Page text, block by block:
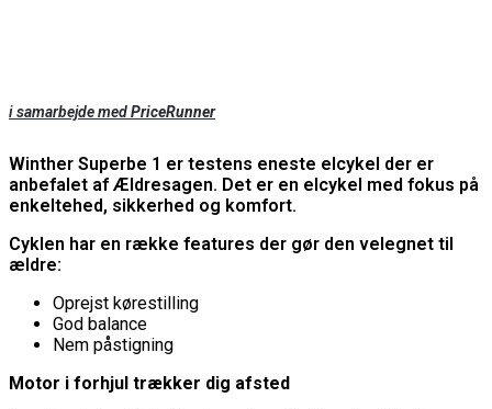
i samarbejde medPriceRunner
Winther Superbe 1 er testens eneste elcykel der er
anbefalet af Ældresagen. Det er en elcykel med fokus på
enkeltehed, sikkerhed og komfort.
Cyklen har en række features der gør den velegnet til
ældre:
Oprejst kørestilling
God balance
Nem påstigning
Motor i forhjul trækker dig afsted